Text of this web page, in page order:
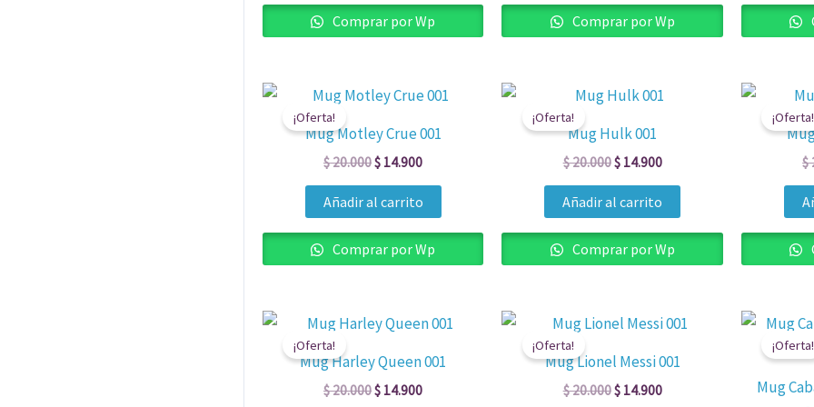
Comprar por Wp Comprar por Wp
¡Oferta!
Mug Motley Crue 001
$20.000
El
precio
original
era:
$ 20.000.
$ 14.900
El
actual
es:
$ 14.900.
Añadir al carrito
Comprar por Wp
¡Oferta!
Mug Hulk 001
$20.000
El
original
era:
$ 20.000.
$14.900
El
$ 14.900.
Añadir al carrito
Comprar por Wp
¡Oferta!
$
¡Oferta!
Mug Harley Queen 001
$20.000
El
precio
original
era:
$ 20.000.
$ 14.900
El
actual
es:
$ 14.900.
¡Oferta!
Mug Lionel Messi 001
$20.000
El
original
era:
$ 20.000.
$14.900
El
actual
es:
$ 14.900.
¡Oferta!
Mug